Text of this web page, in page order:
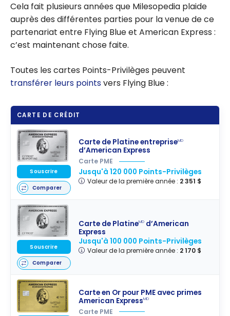
Cela fait plusieurs années que Milesopedia plaide
auprès des différentes parties pour la venue de ce
partenariat entre Flying Blue et American Express :
c’est maintenant chose faite.
Toutes les cartes Points-Privilèges peuvent
transférer leurs pointsvers Flying Blue :
CARTE DE CRÉDIT
Carte de Platine entrepriseMD
d’American Express
Carte PME
Jusqu'à 120 000 Points-Privilèges
Valeur de la première année : 2 351 $
Souscrire
Comparer
Carte de PlatineMD d’American
Express
Jusqu'à 100 000 Points-Privilèges
Valeur de la première année : 2 170 $
Souscrire
Comparer
Carte en Or pour PME avec primes
American ExpressMD
Carte PME